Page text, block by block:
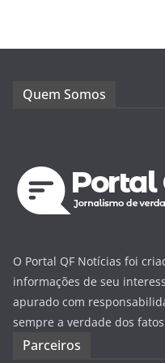
Quem Somos
O Portal QF Notícias foi
informações de seu
apurado com
sempre a verdade dos
Parceiros